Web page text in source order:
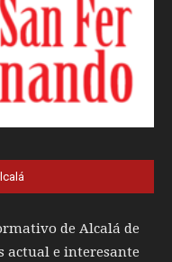
de Alcalá de
actual e interesante